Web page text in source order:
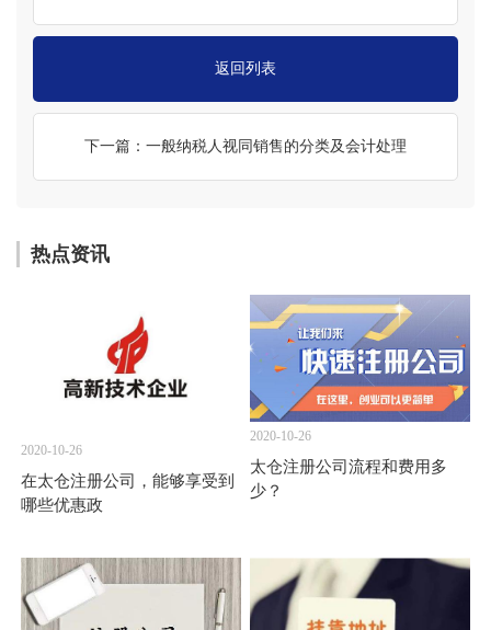
返回列表
下一篇：一般纳税人视同销售的分类及会计处理
热点资讯
2020-10-26
在太仓注册公司，能够享受到
哪些优惠政
2020-10-26
太仓注册公司流程和费用多
少？